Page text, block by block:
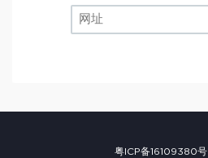
粤ICP备16109380号